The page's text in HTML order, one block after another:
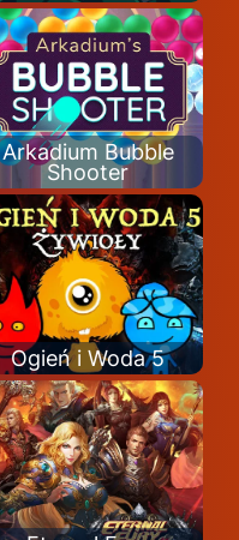
Arkadium Bubble
Shooter
Ogień i Woda 5